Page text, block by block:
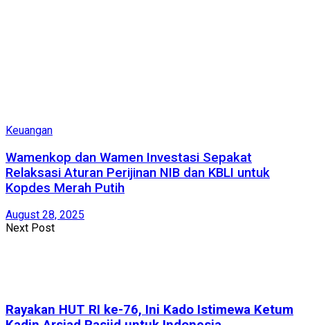
Keuangan
Wamenkop dan Wamen Investasi Sepakat
Relaksasi Aturan Perijinan NIB dan KBLI untuk
Kopdes Merah Putih
August 28, 2025
Next Post
Rayakan HUT RI ke-76, Ini Kado Istimewa Ketum